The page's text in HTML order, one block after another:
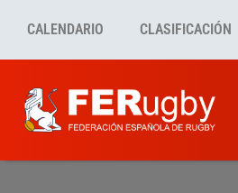
CALENDARIO CLASIFICACIÓN